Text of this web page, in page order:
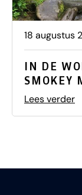
18 augustus
IN DE
SMOKEY
Lees verder